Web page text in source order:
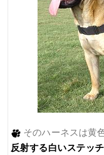
そのハーネスは黄
反射する白いステッチ